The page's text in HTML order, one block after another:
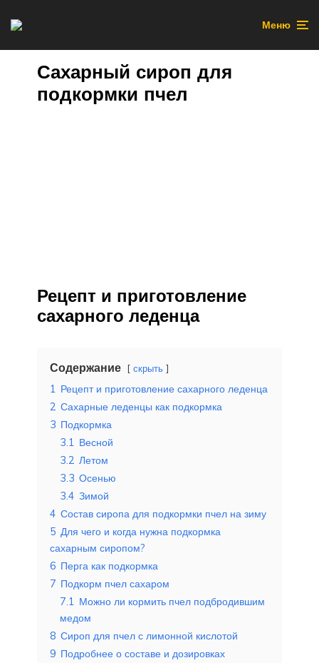
Меню
Сахарный сироп для
подкормки пчел
Рецепт и приготовление
сахарного леденца
Содержание скрыть
1 Рецепт и приготовление сахарного леденца
2 Сахарные леденцы как подкормка
3 Подкормка
3.1 Весной
3.2 Летом
3.3 Осенью
3.4 Зимой
4 Состав сиропа для подкормки пчел на зиму
5 Для чего и когда нужна подкормка
сахарным сиропом?
6 Перга как подкормка
7 Подкорм пчел сахаром
7.1 Можно ли кормить пчел подбродившим
медом
8 Сироп для пчел с лимонной кислотой
9 Подробнее о составе и дозировках